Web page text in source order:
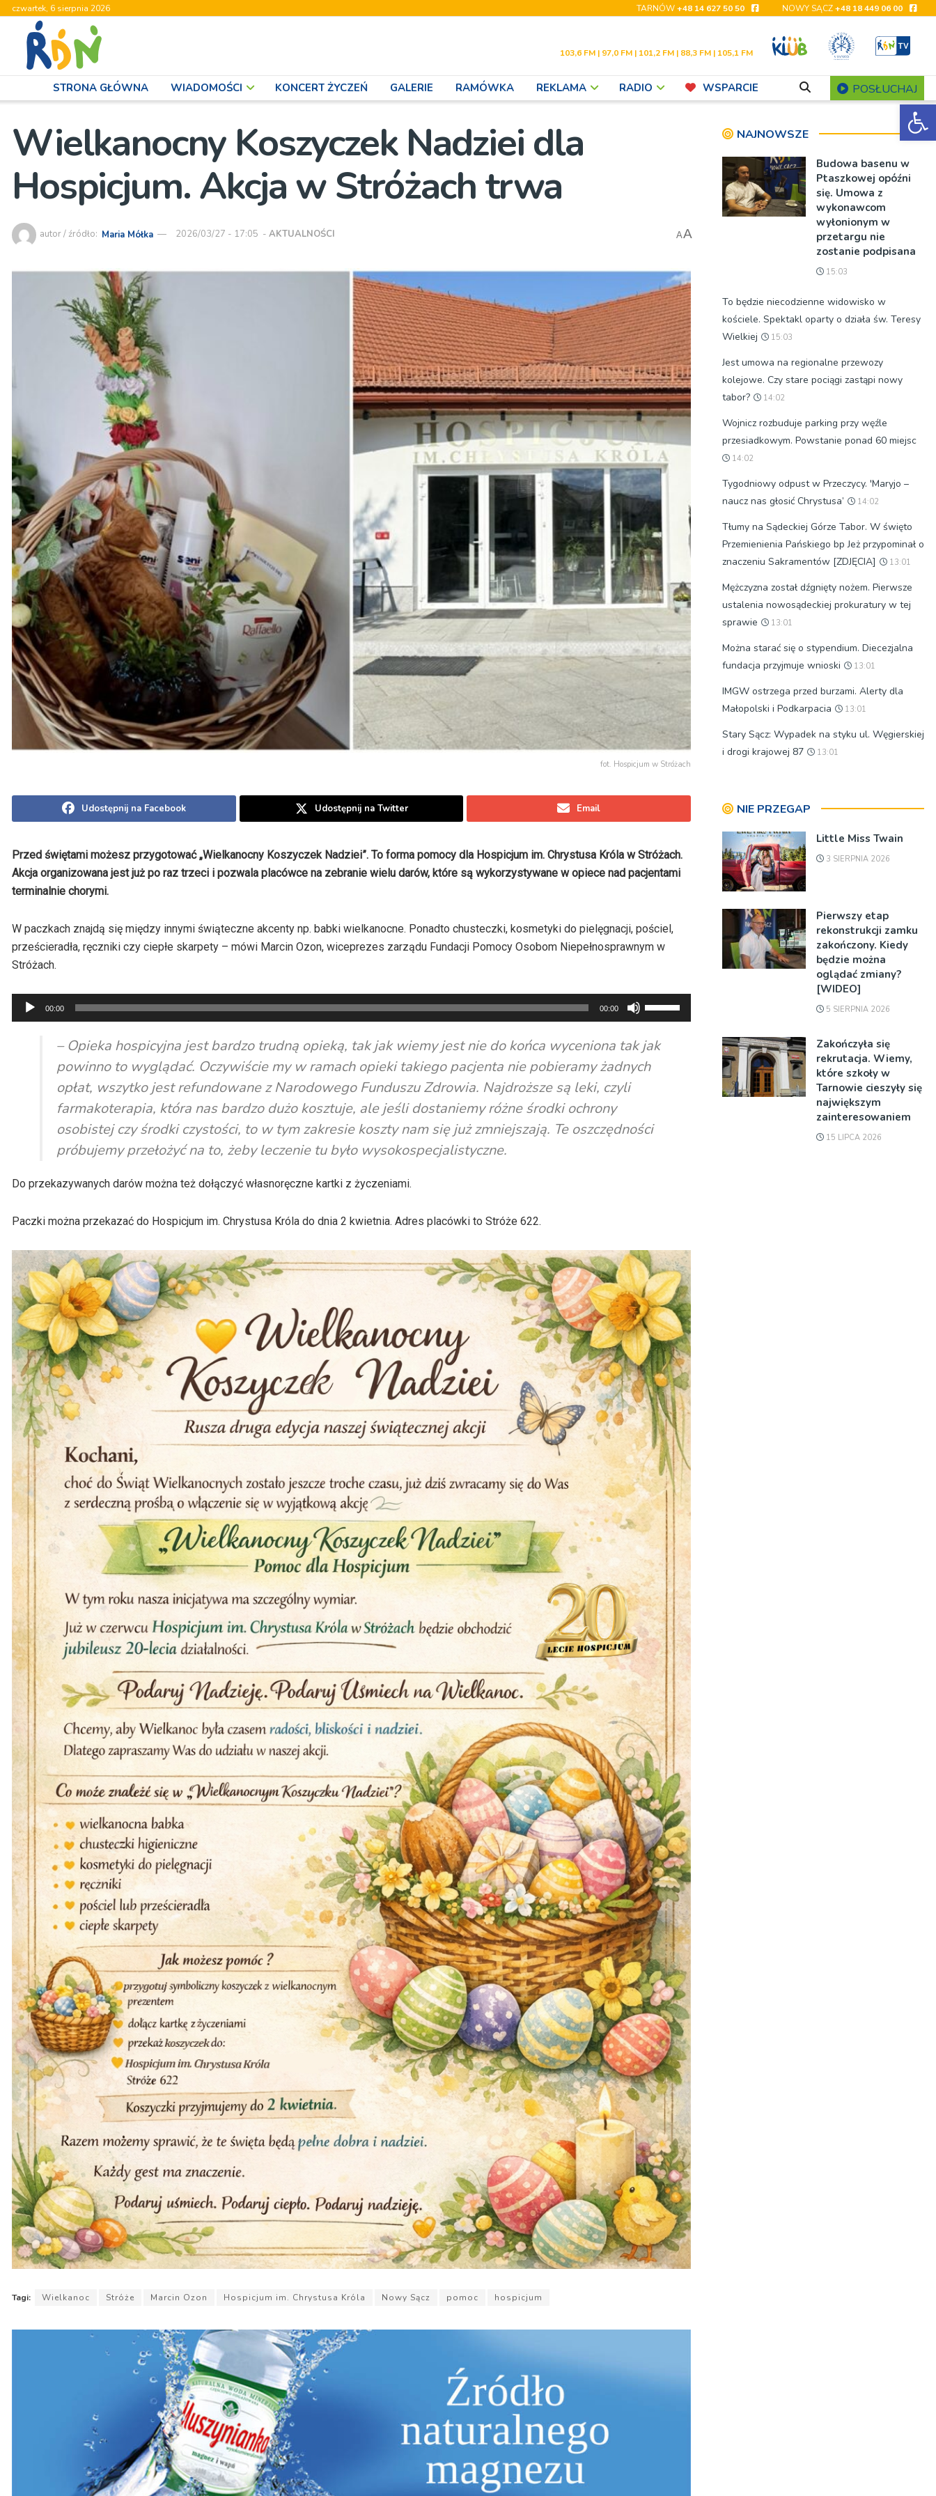
czwartek, 6 sierpnia 2026 TARNÓW+48 14 627 50 50 NOWY SĄCZ+48 18 449 06 00
103,6 FM | 97,0 FM | 101,2 FM | 88,3 FM | 105,1 FM
STRONA GŁÓWNA WIADOMOŚCI KONCERT ŻYCZEŃ GALERIE RAMÓWKA REKLAMA RADIO WSPARCIE POSŁUCHAJ
Wielkanocny Koszyczek Nadziei dla
Hospicjum. Akcja w Stróżach trwa
autor / źródło: Maria Mółka 2026/03/27 - 17:05 - AKTUALNOŚCI AA
fot. Hospicjum w Stróżach
Udostępnij na Facebook Udostępnij na Twitter Email
Przed świętami możesz przygotować „Wielkanocny Koszyczek Nadziei”. To forma pomocy dla Hospicjum im. Chrystusa Króla w Stróżach.
Akcja organizowana jest już po raz trzeci i pozwala placówce na zebranie wielu darów, które są wykorzystywane w opiece nad pacjentami
terminalnie chorymi.
W paczkach znajdą się między innymi świąteczne akcenty np. babki wielkanocne. Ponadto chusteczki, kosmetyki do pielęgnacji, pościel,
prześcieradła, ręczniki czy ciepłe skarpety – mówi Marcin Ozon, wiceprezes zarządu Fundacji Pomocy Osobom Niepełnosprawnym w
Stróżach.
Odtwarzacz
plików
dźwiękowych
00:00 00:00
strzałek
do
oraz
aby
– Opieka hospicyjna jest bardzo trudną opieką, tak jak wiemy jest nie do końca wyceniona tak jak
powinno to wyglądać. Oczywiście my w ramach opieki takiego pacjenta nie pobieramy żadnych
opłat, wszytko jest refundowane z Narodowego Funduszu Zdrowia. Najdroższe są leki, czyli
farmakoterapia, która nas bardzo dużo kosztuje, ale jeśli dostaniemy różne środki ochrony
osobistej czy środki czystości, to w tym zakresie koszty nam się już zmniejszają. Te oszczędności
próbujemy przełożyć na to, żeby leczenie tu było wysokospecjalistyczne.
Do przekazywanych darów można też dołączyć własnoręczne kartki z życzeniami.
Paczki można przekazać do Hospicjum im. Chrystusa Króla do dnia 2 kwietnia. Adres placówki to Stróże 622.
Tagi: Wielkanoc Stróże Marcin Ozon Hospicjum im. Chrystusa Króla Nowy Sącz pomoc hospicjum
NAJNOWSZE
Budowa basenu w
Ptaszkowej opóźni
się. Umowa z
wykonawcom
wyłonionym w
przetargu nie
zostanie podpisana
15:03
To będzie niecodzienne widowisko w
kościele. Spektakl oparty o działa św. Teresy
Wielkiej
15:03
Jest umowa na regionalne przewozy
kolejowe. Czy stare pociągi zastąpi nowy
tabor?
14:02
Wojnicz rozbuduje parking przy węźle
przesiadkowym. Powstanie ponad 60 miejsc
14:02
Tygodniowy odpust w Przeczycy. 'Maryjo –
naucz nas głosić Chrystusa’
14:02
Tłumy na Sądeckiej Górze Tabor. W święto
Przemienienia Pańskiego bp Jeż przypominał o
znaczeniu Sakramentów [ZDJĘCIA]
13:01
Mężczyzna został dźgnięty nożem. Pierwsze
ustalenia nowosądeckiej prokuratury w tej
sprawie
13:01
Można starać się o stypendium. Diecezjalna
fundacja przyjmuje wnioski
13:01
IMGW ostrzega przed burzami. Alerty dla
Małopolski i Podkarpacia
13:01
Stary Sącz: Wypadek na styku ul. Węgierskiej
i drogi krajowej 87
13:01
NIE PRZEGAP
Little Miss Twain
3 SIERPNIA 2026
Pierwszy etap
rekonstrukcji zamku
zakończony. Kiedy
będzie można
oglądać zmiany?
[WIDEO]
5 SIERPNIA 2026
Zakończyła się
rekrutacja. Wiemy,
które szkoły w
Tarnowie cieszyły się
największym
zainteresowaniem
15 LIPCA 2026